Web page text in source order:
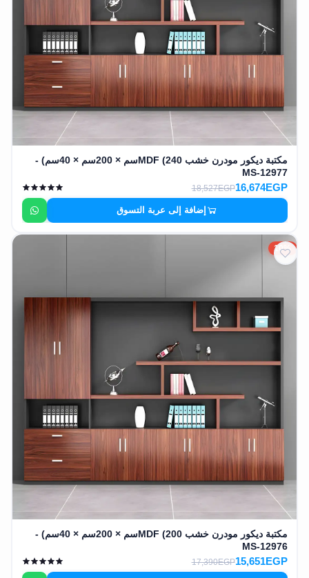
مكتبة ديكور مودرن خشب MDF (240سم × 200سم × 40سم) -
MS-12977
16,674EGP
18,527EGP
إضافة إلى عربة التسوق
10%
مكتبة ديكور مودرن خشب MDF (200سم × 200سم × 40سم) -
MS-12976
15,651EGP
17,390EGP